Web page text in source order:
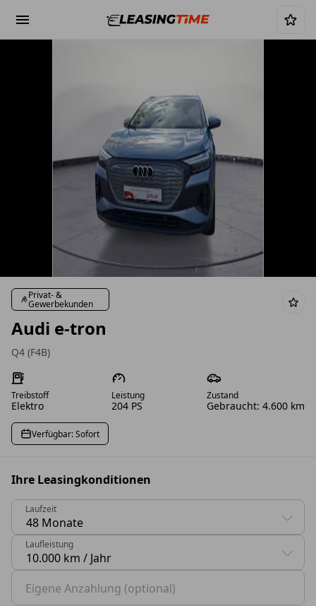
Privat- &
Gewerbekunden
Audi e-tron
Q4 (F4B)
Treibstoff
Elektro
Leistung
204 PS
Zustand
Gebraucht: 4.600 km
Verfügbar: Sofort
Ihre Leasingkonditionen
Laufzeit
0 Vorschläge gefunden. Benutzen Sie die Pfeil-nach-
Laufleistung
0 Vorschläge gefunden. Benutzen Sie die Pfeil-nach-
Eigene Anzahlung (optional)